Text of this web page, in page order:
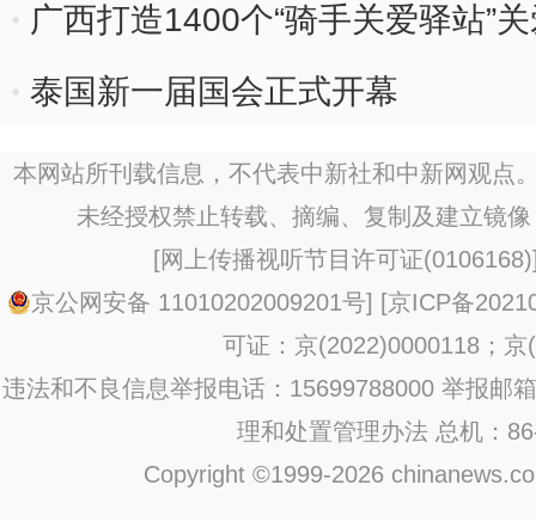
广西打造1400个“骑手关爱驿站”
泰国新一届国会正式开幕
本网站所刊载信息，不代表中新社和中新网观点
未经授权禁止转载、摘编、复制及建立镜
[网上传播视听节目许可证(0106168)
京公网安备 11010202009201号] [京ICP备
可证：京(2022)0000118；京
违法和不良信息举报电话：15699788000 举报邮
理和处置管理办法 总机：
Copyright ©1999-2026